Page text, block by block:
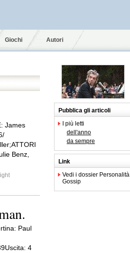
Giochi Autori
James
Benz,
Paul
4
Pubblica gli articoli
I più letti
dell'anno
da sempre
Link
Vedi i dossier Personalità
Gossip